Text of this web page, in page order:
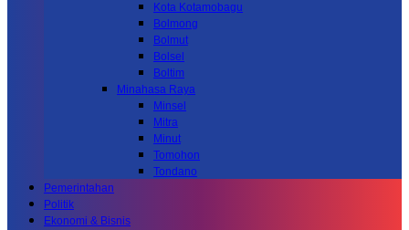
Kota Kotamobagu
Bolmong
Bolmut
Bolsel
Boltim
Minahasa Raya
Minsel
Mitra
Minut
Tomohon
Tondano
Pemerintahan
Politik
Ekonomi & Bisnis